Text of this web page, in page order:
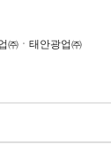
㈜ㆍ태안광업㈜